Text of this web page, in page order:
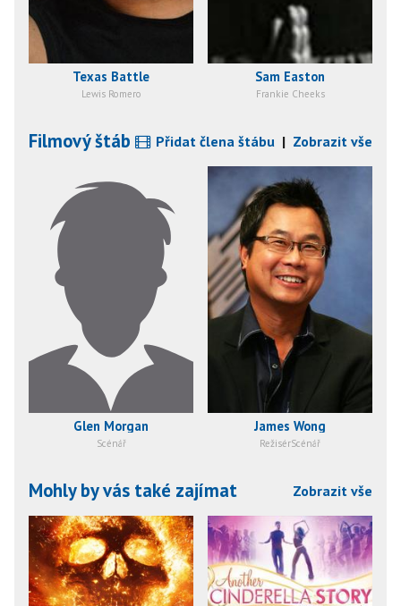
Texas Battle
Lewis Romero
Sam Easton
Frankie Cheeks
Filmový štáb Přidat člena štábu | Zobrazit vše
Glen Morgan
Scénář
James Wong
RežisérScénář
Mohly by vás také zajímat Zobrazit vše